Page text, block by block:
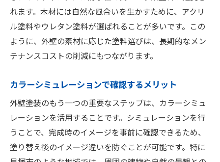
れます。木材には自然な風合いを生かすために、アクリ
ル塗料やウレタン塗料が選ばれることが多いです。この
ように、外壁の素材に応じた塗料選びは、長期的なメン
テナンスコストの削減にもつながります。
カラーシミュレーションで確認するメリット
外壁塗装のもう一つの重要なステップは、カラーシミュ
レーションを活用することです。シミュレーションを行
うことで、完成時のイメージを事前に確認できるため、
塗り替え後のイメージ違いを防ぐことが可能です。特に